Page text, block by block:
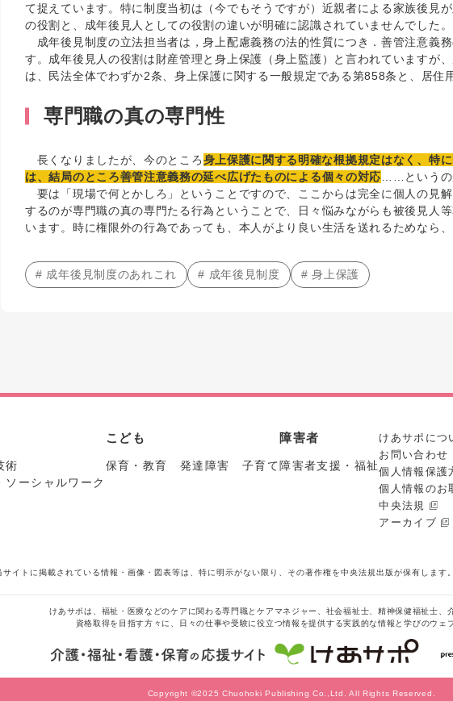
て捉えています。特に制度当初は（今でもそうですが）近親者による家族後見
の役割と、成年後見人としての役割の違いが明確に認識されていませんでした。
成年後見制度の立法担当者は，身上配慮義務の法的性質につき．善管注意義
す。成年後見人の役割は財産管理と身上保護（身上監護）と言われていますが
は、民法全体でわずか2条、身上保護に関する一般規定である第858条と、居住
専門職の真の専門性
長くなりましたが、今のところ身上保護に関する明確な根拠規定はなく、特
は、結局のところ善管注意義務の延べ広げたものによる個々の対応 ……というの
要は「現場で何とかしろ」ということですので、ここからは完全に個人の見
するのが専門職の真の専門たる行為ということで、日々悩みながらも被後見人
います。時に権限外の行為であっても、本人がより良い生活を送れるためなら
# 成年後見制度のあれこれ # 成年後見制度 # 身上保護
術
ソーシャルワーク
こども
保育・教育 発達障害 子育て
障害者
障害者支援・福祉
けあサポにつ
お問い合わせ
個人情報保護
個人情報のお
中央法規
アーカイブ
イトに掲載されている情報・画像・図表等は、特に明示がない限り、その著作権を中央法規出版が保有します
けあサポは、福祉・医療などのケアに関わる専門職とケアマネジャー、社会福祉士、精神保健福祉士、
資格取得を目指す方々に、日々の仕事や受験に役立つ情報を提供する実践的な情報と学びのウェ
Copyright ©2025 Chuohoki Publishing Co.,Ltd. All Rights Reserved.